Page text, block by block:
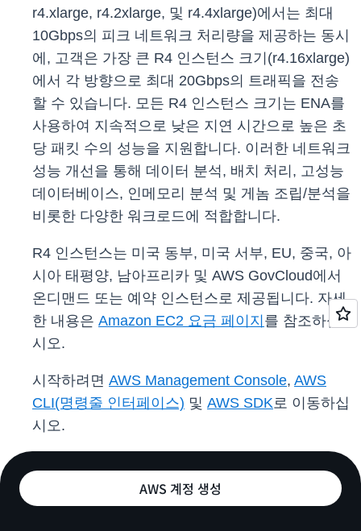
r4.xlarge, r4.2xlarge, 및 r4.4xlarge)에서는 최대
10Gbps의 피크 네트워크 처리량을 제공하는 동시
에, 고객은 가장 큰 R4 인스턴스 크기(r4.16xlarge)
에서 각 방향으로 최대 20Gbps의 트래픽을 전송
할 수 있습니다. 모든 R4 인스턴스 크기는 ENA를
사용하여 지속적으로 낮은 지연 시간으로 높은 초
당 패킷 수의 성능을 지원합니다. 이러한 네트워크
성능 개선을 통해 데이터 분석, 배치 처리, 고성능
데이터베이스, 인메모리 분석 및 게놈 조립/분석을
비롯한 다양한 워크로드에 적합합니다.
R4 인스턴스는 미국 동부, 미국 서부, EU, 중국, 아
시아 태평양, 남아프리카 및 AWS GovCloud에서
온디맨드 또는 예약 인스턴스로 제공됩니다. 자세
한 내용은 Amazon EC2 요금 페이지 를 참조하십
시오.
시작하려면 AWS Management Console, AWS
CLI(명령줄 인터페이스) 및 AWS SDK로 이동하십
시오.
AWS 계정 생성